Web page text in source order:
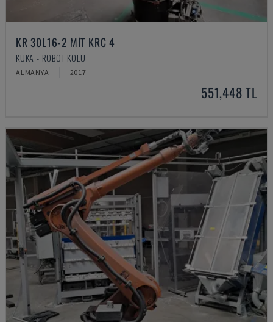
KR 30L16-2 MIT KRC 4
KUKA - ROBOT KOLU
ALMANYA 2017
551,448 TL